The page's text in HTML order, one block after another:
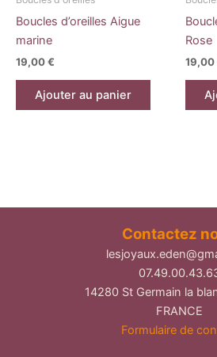
Boucles d’oreilles Aigue
marine
19,00€
Ajouter au panier
Rose
19,00
Contactez
14280 St Germain la
FRANCE
Formulaire de